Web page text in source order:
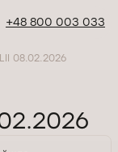
+48 800 003 033
08.02.2026